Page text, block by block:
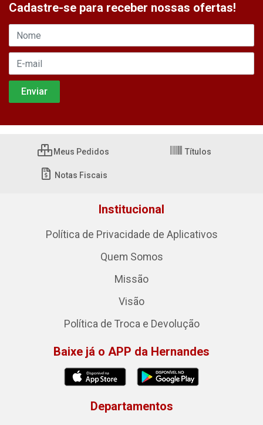
Cadastre-se para receber nossas ofertas!
Meus Pedidos Títulos
Notas Fiscais
Institucional
Política de Privacidade de Aplicativos
Quem Somos
Missão
Visão
Política de Troca e Devolução
Baixe já o APP da Hernandes
Departamentos